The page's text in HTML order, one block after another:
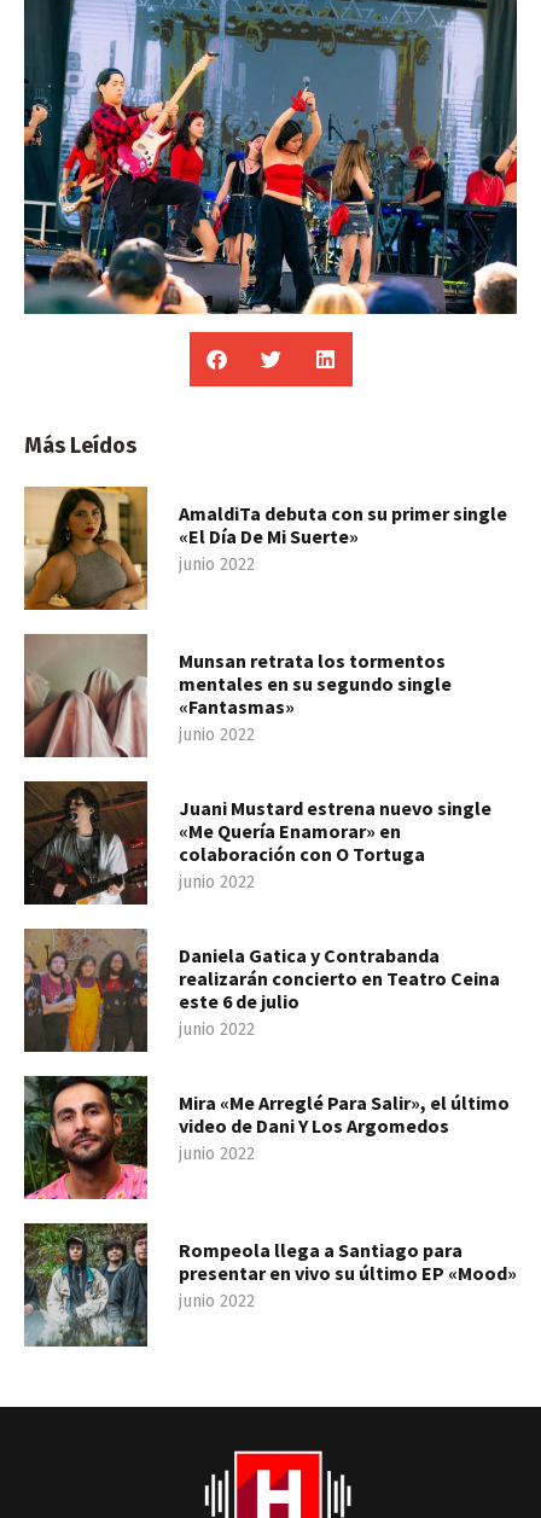
Más Leídos
AmaldiTa debuta con su primer single
«El Día De Mi Suerte»
junio 2022
Munsan retrata los tormentos
mentales en su segundo single
«Fantasmas»
junio 2022
Juani Mustard estrena nuevo single
«Me Quería Enamorar» en
colaboración con O Tortuga
junio 2022
Daniela Gatica y Contrabanda
realizarán concierto en Teatro Ceina
este 6 de julio
junio 2022
Mira «Me Arreglé Para Salir», el último
video de Dani Y Los Argomedos
junio 2022
Rompeola llega a Santiago para
presentar en vivo su último EP «Mood»
junio 2022